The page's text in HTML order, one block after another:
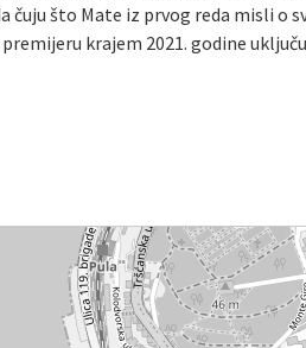
čuju što Mate iz prvog reda misli o
krajem 2021. godine